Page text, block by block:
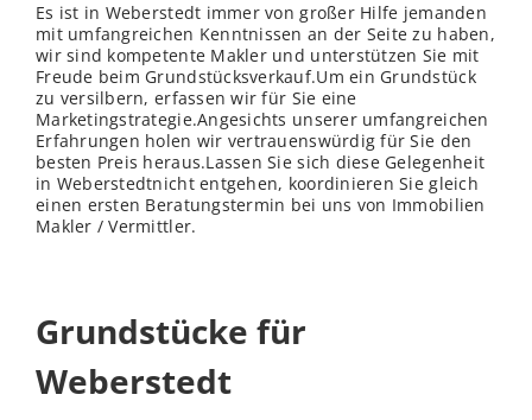
Es ist in Weberstedt immer von großer Hilfe jemanden
mit umfangreichen Kenntnissen an der Seite zu haben,
wir sind kompetente Makler und unterstützen Sie mit
Freude beim Grundstücksverkauf.Um ein Grundstück
zu versilbern, erfassen wir für Sie eine
Marketingstrategie.Angesichts unserer umfangreichen
Erfahrungen holen wir vertrauenswürdig für Sie den
besten Preis heraus.Lassen Sie sich diese Gelegenheit
in Weberstedtnicht entgehen, koordinieren Sie gleich
einen ersten Beratungstermin bei uns von Immobilien
Makler / Vermittler.
Grundstücke für
Weberstedt